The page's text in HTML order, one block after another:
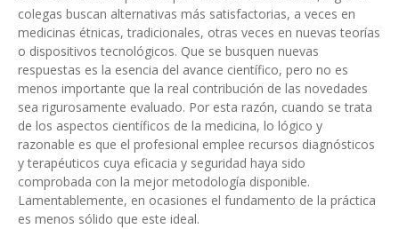
colegas buscan alternativas más satisfactorias, a veces en
medicinas étnicas, tradicionales, otras veces en nuevas teorías
o dispositivos tecnológicos. Que se busquen nuevas
respuestas es la esencia del avance científico, pero no es
menos importante que la real contribución de las novedades
sea rigurosamente evaluado. Por esta razón, cuando se trata
de los aspectos científicos de la medicina, lo lógico y
razonable es que el profesional emplee recursos diagnósticos
y terapéuticos cuya eficacia y seguridad haya sido
comprobada con la mejor metodología disponible.
Lamentablemente, en ocasiones el fundamento de la práctica
es menos sólido que este ideal.